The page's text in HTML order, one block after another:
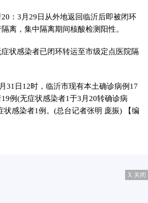
3月29日从外地返回临沂后即被闭环
离，集中隔离期间核酸检测阳性。
感染者已闭环转运至市级定点医院隔
日12时，临沂市现有本土确诊病例17
例(无症状感染者1于3月20转确诊病
状感染者1例。(总台记者张明 庞振)
【编
X 关闭